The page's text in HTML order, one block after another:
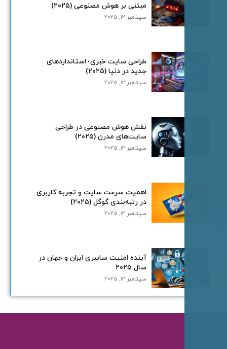
مبتنی بر هوش مصنوعی (۲۰۲۵)
سپتامبر 12, 2025
طراحی سایت خبری؛ استانداردهای
جدید در دنیا (۲۰۲۵)
سپتامبر 12, 2025
نقش هوش مصنوعی در طراحی
سایت‌های مدرن (۲۰۲۵)
سپتامبر 12, 2025
اهمیت سرعت سایت و تجربه کاربری
در رتبه‌بندی گوگل (۲۰۲۵)
سپتامبر 12, 2025
آینده امنیت سایبری ایران و جهان در
سال ۲۰۲۵
سپتامبر 12, 2025